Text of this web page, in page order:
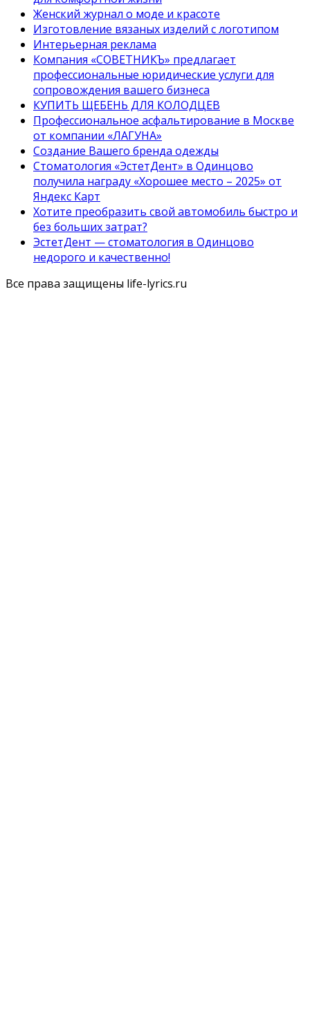
Женский журнал о моде и красоте
Изготовление вязаных изделий с логотипом
Интерьерная реклама
Компания «СОВЕТНИКЪ» предлагает
профессиональные юридические услуги для
сопровождения вашего бизнеса
КУПИТЬ ЩЕБЕНЬ ДЛЯ КОЛОДЦЕВ
Профессиональное асфальтирование в Москве
от компании «ЛАГУНА»
Создание Вашего бренда одежды
Стоматология «ЭстетДент» в Одинцово
получила награду «Хорошее место – 2025» от
Яндекс Карт
Хотите преобразить свой автомобиль быстро и
без больших затрат?
ЭстетДент — стоматология в Одинцово
недорого и качественно!
Все права защищены life-lyrics.ru